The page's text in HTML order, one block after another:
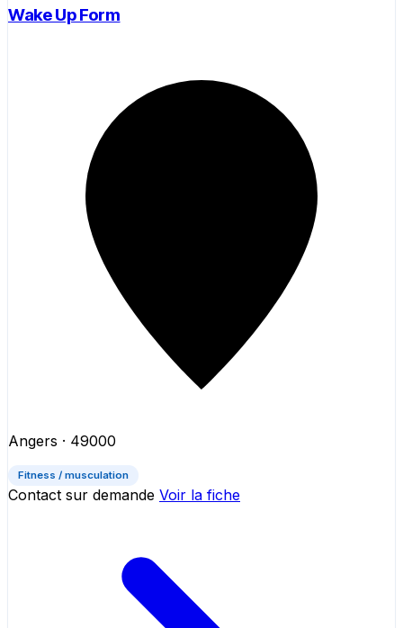
Wake Up Form
Angers · 49000
Fitness / musculation
Contact sur demande Voir la fiche